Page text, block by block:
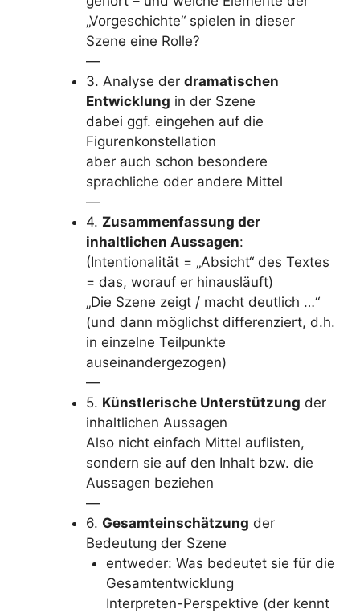
„Vorgeschichte“ spielen in dieser
Szene eine Rolle?
—
3. Analyse der dramatischen
Entwicklung in der Szene
dabei ggf. eingehen auf die
Figurenkonstellation
aber auch schon besondere
sprachliche oder andere Mittel
—
4. Zusammenfassung der
inhaltlichen Aussagen:
(Intentionalität = „Absicht“ des Textes
= das, worauf er hinausläuft)
„Die Szene zeigt / macht deutlich …“
(und dann möglichst differenziert, d.h.
in einzelne Teilpunkte
auseinandergezogen)
—
5. Künstlerische Unterstützung der
inhaltlichen Aussagen
Also nicht einfach Mittel auflisten,
sondern sie auf den Inhalt bzw. die
Aussagen beziehen
—
6. Gesamteinschätzung der
Bedeutung der Szene
entweder: Was bedeutet sie für die
Gesamtentwicklung
Interpreten-Perspektive (der kennt